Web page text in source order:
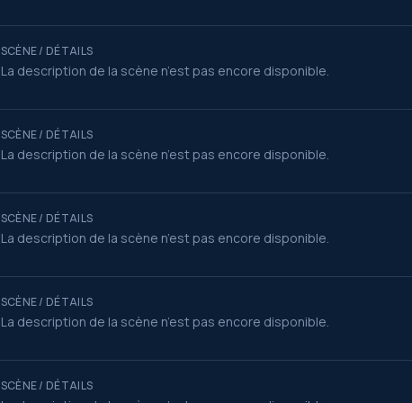
SCÈNE / DÉTAILS
La description de la scène n’est pas encore disponible.
SCÈNE / DÉTAILS
La description de la scène n’est pas encore disponible.
SCÈNE / DÉTAILS
La description de la scène n’est pas encore disponible.
SCÈNE / DÉTAILS
La description de la scène n’est pas encore disponible.
SCÈNE / DÉTAILS